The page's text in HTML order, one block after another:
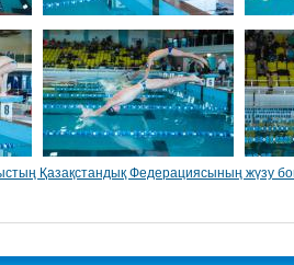
Қазақстандық Федерациясының жүзу